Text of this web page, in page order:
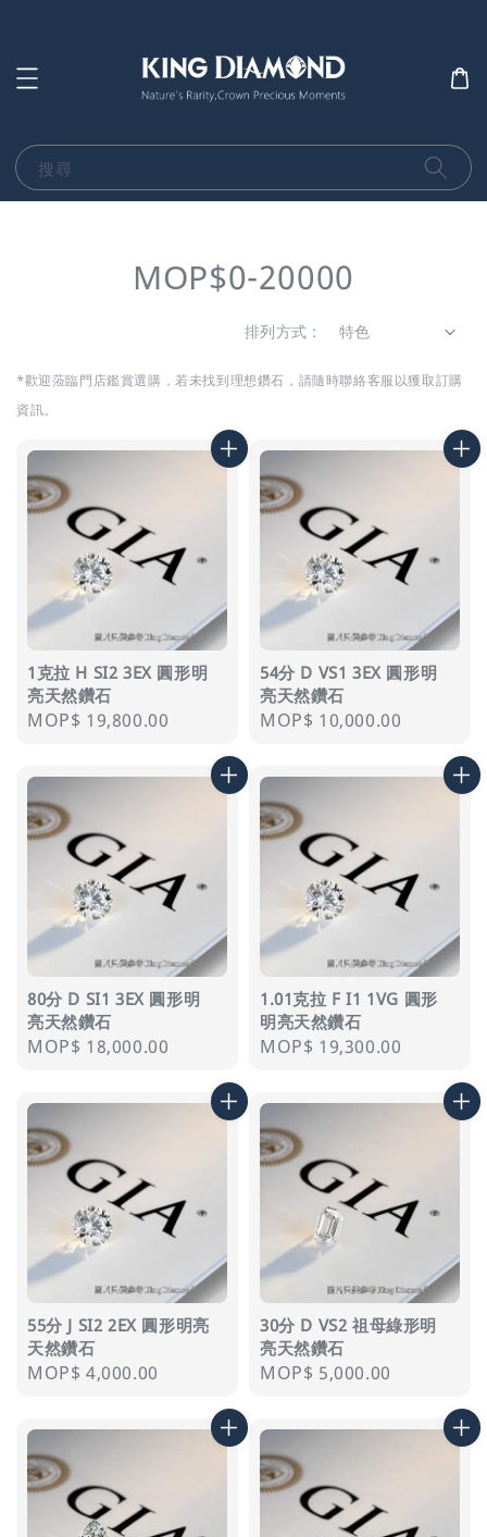
搜尋
MOP$0-20000
排列方式 :
*歡迎蒞臨門店鑑賞選購，若未找到理想鑽石， 請隨時聯絡客服以獲取訂購
資訊。
1克拉 H SI2 3EX 圓形明
亮天然鑽石
Regular
MOP$ 19,800.00
54分 D VS1 3EX 圓形明
亮天然鑽石
Regular
MOP$ 10,000.00
80分 D SI1 3EX 圓形明
亮天然鑽石
Regular
MOP$ 18,000.00
1.01克拉 F I1 1VG 圓形
明亮天然鑽石
Regular
MOP$ 19,300.00
55分 J SI2 2EX 圓形明亮
天然鑽石
Regular
MOP$ 4,000.00
30分 D VS2 祖母綠形明
亮天然鑽石
Regular
MOP$ 5,000.00